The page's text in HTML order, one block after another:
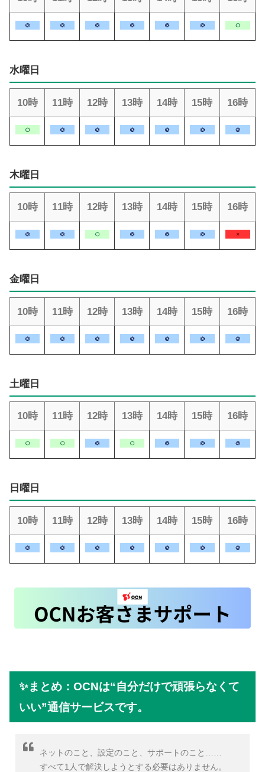
水曜日
10時 11時 12時 13時 14時 15時 16時
木曜日
10時 11時 12時 13時 14時 15時 16時
金曜日
10時 11時 12時 13時 14時 15時 16時
土曜日
10時 11時 12時 13時 14時 15時 16時
日曜日
10時 11時 12時 13時 14時 15時 16時
✨まとめ：OCNは“自分だけで頑張らなくて
いい”通信サービスです。
ネットのこと、設定のこと、サポートのこと……
すべて1人で解決しようとする必要はありません。